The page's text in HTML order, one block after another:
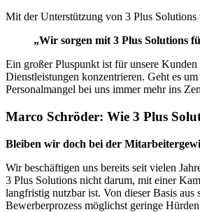
Mit der Unterstützung von 3 Plus Solutions
„Wir sorgen mit 3 Plus Solutions
Ein großer Pluspunkt ist für unsere
Dienstleistungen konzentrieren. Geht es
Personalmangel bei uns immer mehr ins
Marco Schröder: Wie 3 Plus
Bleiben wir doch bei der
Wir beschäftigen uns bereits seit vielen
3 Plus Solutions nicht darum, mit einer
langfristig nutzbar ist. Von dieser Basis
Bewerberprozess möglichst geringe